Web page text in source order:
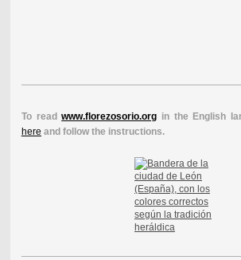
To readwww.florezosorio.org in the English
here and follow the instructions.